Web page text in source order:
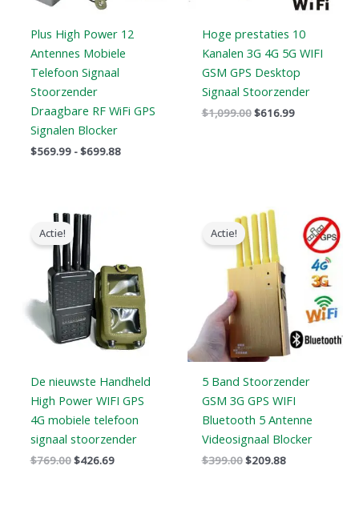
Plus High Power 12
Antennes Mobiele
Telefoon Signaal
Stoorzender
Draagbare RF WiFi GPS
Signalen Blocker
$569.99 -$699.88
Hoge prestaties 10
Kanalen 3G 4G 5G WIFI
GSM GPS Desktop
Signaal Stoorzender
$1,099.00$616.99
Actie!
De nieuwste Handheld
High Power WIFI GPS
4G mobiele telefoon
signaal stoorzender
$769.00
Oorspronkelijke
prijs
was:
$769.00.
$426.69
Actie!
5 Band Stoorzender
GSM 3G GPS WIFI
Bluetooth 5 Antenne
Videosignaal Blocker
$399.00
Oorspronkelijke
prijs
was:
$399.00.
$209.88
prijs
$209.88.